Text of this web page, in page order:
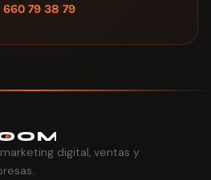
660 79 38 79
OM
digital, ventas y